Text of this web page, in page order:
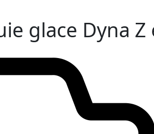
glace Dyna Z